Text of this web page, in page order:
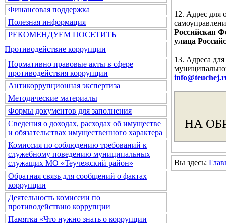
Финансовая поддержка
Полезная информация
РЕКОМЕНДУЕМ ПОСЕТИТЬ
Противодействие коррупции
Нормативно правовые акты в сфере
противодействия коррупции
Антикоррупционная экспертиза
Методические материалы
Формы документов для заполнения
Сведения о доходах, расходах об имуществе
и обязательствах имущественного характера
Комиссия по соблюдению требований к
служебному поведению муниципальных
служащих МО «Теучежский район»
Обратная связь для сообщений о фактах
коррупции
Деятельность комиссии по
противодействию коррупции
Памятка «Что нужно знать о коррупции
12. Адрес для
Российская
улица
13. Адреса
НА
Вы здесь: